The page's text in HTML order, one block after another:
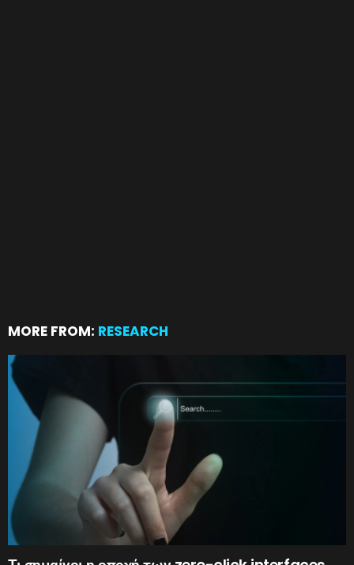
MORE FROM: RESEARCH